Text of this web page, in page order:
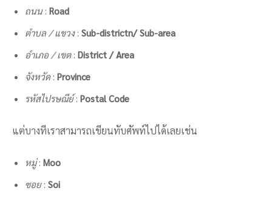
ถนน: Road
ตำบล / แขวง: Sub-districtn/ Sub-area
อำเภอ / เขต: District / Area
จังหวัด: Province
รหัสไปรษณีย์: Postal Code
แต่บางทีเราสามารถเขียนทับศัพท์ไปได้เลยเช่น
หมู่: Moo
ซอย: Soi